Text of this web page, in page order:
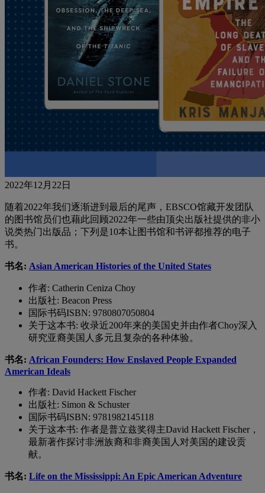
2022年12月22日
随着2022年我们逐渐进到最后的尾声 ，EBSCO馆藏开发团队
的图书馆员们也藉此回顾2022年一些由顶尖出版社提供的非小
说类热门出版品 ；下列是10本让图书馆和书评都推荐的电子
书。
书名: Asian American Histories of the United States
作者: Catherin Ceniza Choy
出版社: Beacon Press
国际书码ISBN: 9780807050804
关于这本书: 收录近200年来的美国史并由作者Choy深入
研究亚裔美国人多元且复杂的各种体验。
书名: African Founders: How Enslaved People Expanded
American Ideals
作者: David Hackett Fischer
出版社: Simon & Schuster
国际书码ISBN: 9781982145118
关于这本书: 作者是普立兹奖得主David Hackett Fischer，
最新著作探讨非洲族裔和非裔美国人对美国的建设贡
献。
书名: Life on the Mississippi: An Epic American Adventure